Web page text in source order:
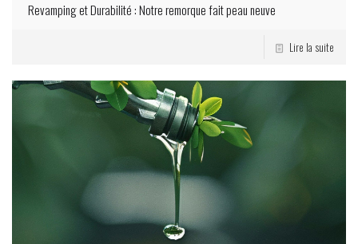
Revamping et Durabilité : Notre remorque fait peau neuve
Lire la suite